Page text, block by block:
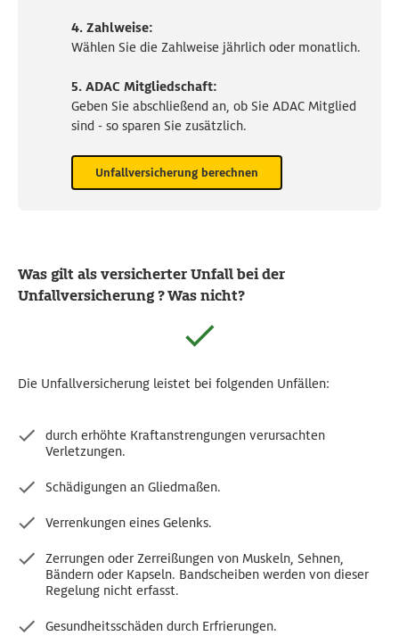
4. Zahlweise:
Wählen Sie die Zahlweise jährlich oder monatlich.
5. ADAC Mitgliedschaft:
Geben Sie abschließend an, ob Sie ADAC Mitglied
sind - so sparen Sie zusätzlich.
Unfallversicherung berechnen
Was gilt als versicherter Unfall bei der
Unfallversicherung ? Was nicht?
Die Unfallversicherung leistet bei folgenden Unfällen:
durch erhöhte Kraftanstrengungen verursachten
Verletzungen.
Schädigungen an Gliedmaßen.
Verrenkungen eines Gelenks.
Zerrungen oder Zerreißungen von Muskeln, Sehnen,
Bändern oder Kapseln. Bandscheiben werden von dieser
Regelung nicht erfasst.
Gesundheitsschäden durch Erfrierungen.